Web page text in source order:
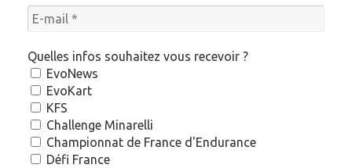
Quelles infos souhaitez vous recevoir ?
EvoNews
EvoKart
KFS
Challenge Minarelli
Championnat de France d'Endurance
Défi France